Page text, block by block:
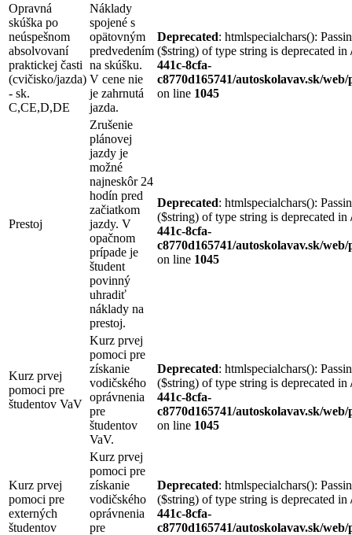
Opravná
skúška po
neúspešnom
absolvovaní
praktickej časti
(cvičisko/jazda)
- sk.
C,CE,D,DE
Náklady
spojené s
opätovným
predvedením
na skúšku.
V cene nie
je zahrnutá
jazda.
Deprecated: htmlspecialchars():
($string) of type string is deprecated in
441c-8cfa-
c8770d165741/autoskolavav.sk/
on line 1045
Prestoj
Zrušenie
plánovej
jazdy je
možné
najneskôr 24
hodín pred
začiatkom
jazdy. V
opačnom
prípade je
študent
povinný
uhradiť
náklady na
prestoj.
Deprecated: htmlspecialchars():
($string) of type string is deprecated in
441c-8cfa-
c8770d165741/autoskolavav.sk/
on line 1045
Kurz prvej
pomoci pre
študentov VaV
Kurz prvej
pomoci pre
získanie
vodičského
oprávnenia
pre
študentov
VaV.
Deprecated: htmlspecialchars():
($string) of type string is deprecated in
441c-8cfa-
c8770d165741/autoskolavav.sk/
on line 1045
Kurz prvej
pomoci pre
externých
študentov
Kurz prvej
pomoci pre
získanie
vodičského
oprávnenia
pre
Deprecated: htmlspecialchars():
($string) of type string is deprecated in
441c-8cfa-
c8770d165741/autoskolavav.sk/